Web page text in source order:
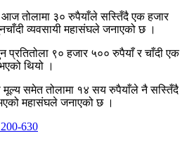
तोलामा ३० रुपैयाँले सस्तिँदै एक हजार
व्यवसायी महासंघले जनाएको छ ।
प्रतितोला ९० हजार ५०० रुपैयाँ र चाँदी एक
थियो ।
समेत तोलामा १४ सय रुपैयाँले नै सस्तिँदै
महासंघले जनाएको छ ।